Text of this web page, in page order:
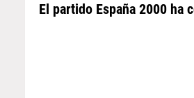
El partido España 2000 ha